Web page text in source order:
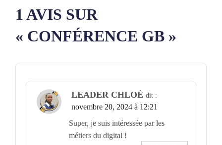
1 AVIS SUR
« CONFÉRENCE GB »
LEADER CHLOÉ dit :
novembre 20, 2024 à 12:21
Super, je suis intéressée par les
métiers du digital !